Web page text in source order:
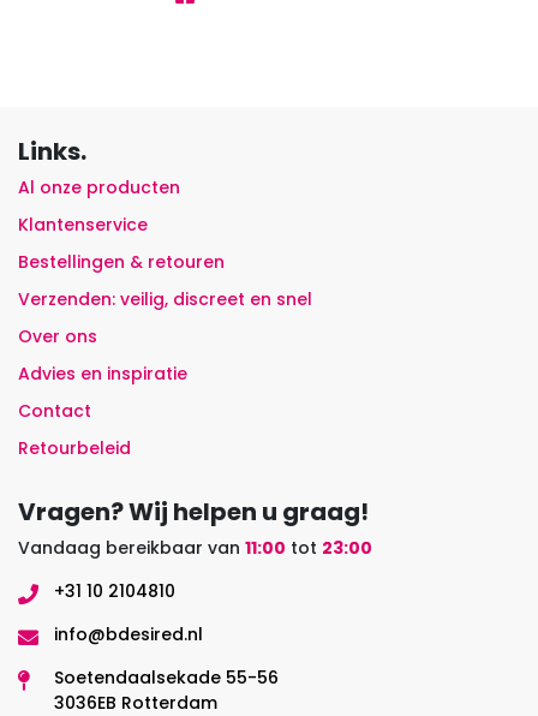
Links.
Al onze producten
Klantenservice
Bestellingen & retouren
Verzenden: veilig, discreet en snel
Over ons
Advies en inspiratie
Contact
Retourbeleid
Vragen? Wij helpen u graag!
Vandaag bereikbaar van 11:00 tot 23:00
+31 10 2104810
info@bdesired.nl
Soetendaalsekade 55-56
3036EB Rotterdam